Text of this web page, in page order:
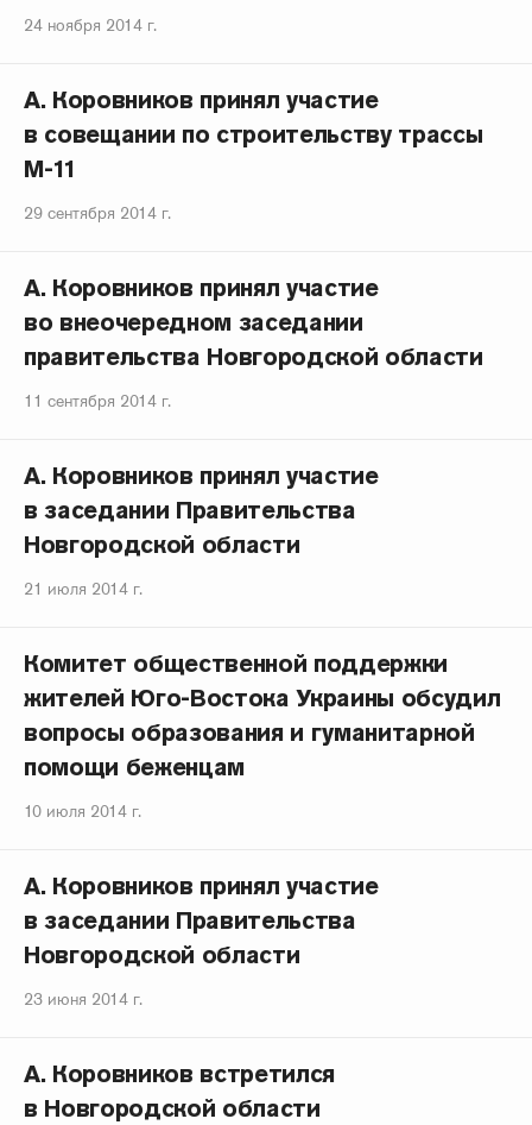
24 ноября 2014 г.
А. Коровников принял участие
в совещании по строительству трассы
М-11
29 сентября 2014 г.
А. Коровников принял участие
во внеочередном заседании
правительства Новгородской области
11 сентября 2014 г.
А. Коровников принял участие
в заседании Правительства
Новгородской области
21 июля 2014 г.
Комитет общественной поддержки
жителей Юго-Востока Украины обсудил
вопросы образования и гуманитарной
помощи беженцам
10 июля 2014 г.
А. Коровников принял участие
в заседании Правительства
Новгородской области
23 июня 2014 г.
А. Коровников встретился
в Новгородской области